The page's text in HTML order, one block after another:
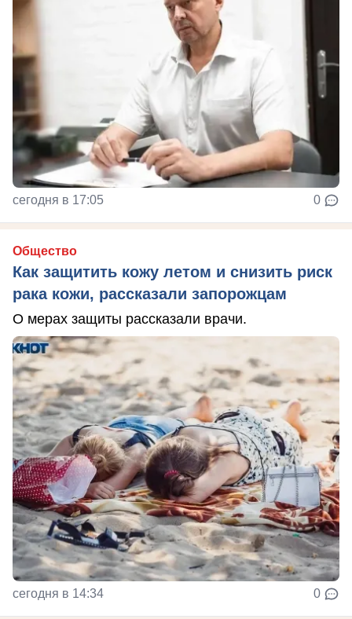
сегодня в 17:05 0
Общество
Как защитить кожу летом и снизить риск
рака кожи, рассказали запорожцам
О мерах защиты рассказали врачи.
сегодня в 14:34 0